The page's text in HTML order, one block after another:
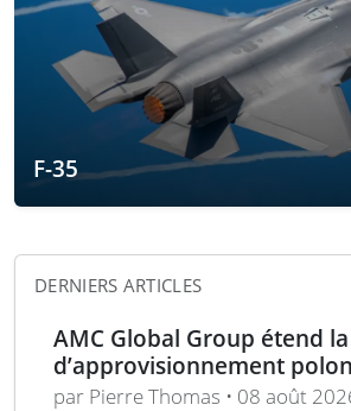
F-35
DERNIERS ARTICLES
AMC Global Group étend
d’approvisionnement
munitions de 155 mm
par Pierre Thomas • 08 août